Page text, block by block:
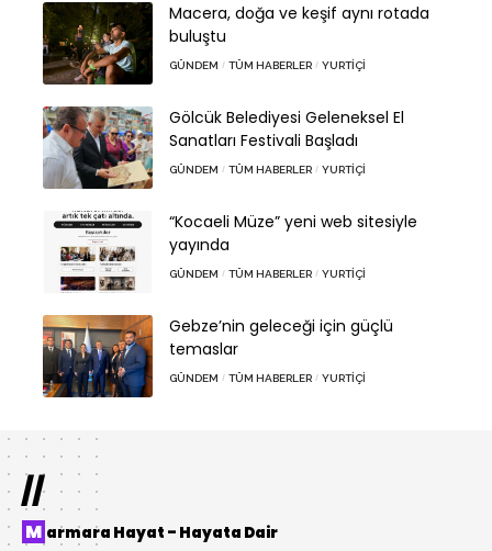
Macera, doğa ve keşif aynı rotada
buluştu
GÜNDEM TÜM HABERLER YURTIÇI
Gölcük Belediyesi Geleneksel El
Sanatları Festivali Başladı
GÜNDEM TÜM HABERLER YURTIÇI
“Kocaeli Müze” yeni web sitesiyle
yayında
GÜNDEM TÜM HABERLER YURTIÇI
Gebze’nin geleceği için güçlü
temaslar
GÜNDEM TÜM HABERLER YURTIÇI
//
Marmara Hayat – Hayata Dair